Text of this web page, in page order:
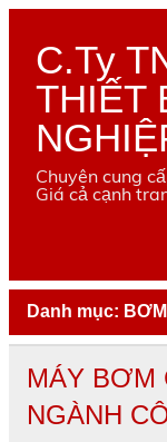
Skip
contentC.Ty
THIẾT
Chuyên cung
Giá cả cạnh
Danh mục:
MÁY BƠM
NGÀNH